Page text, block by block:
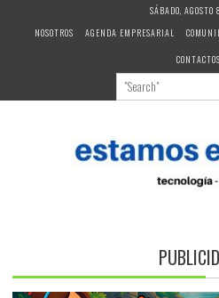
SÁBADO,
NOSOTROS
AGENDA EMPRESARIAL
CONTACTOS